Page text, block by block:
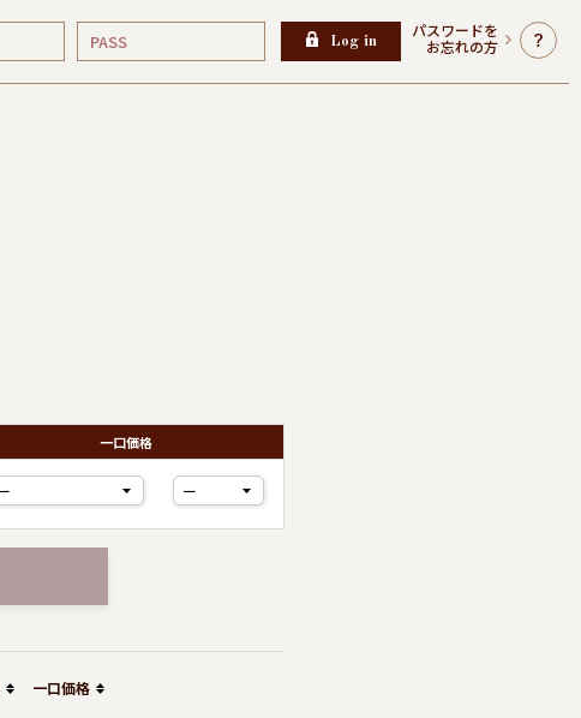
Log in
パスワードを
お忘れの方
一口価格
一口価格